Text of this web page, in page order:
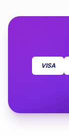
VISA